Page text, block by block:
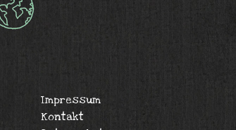
Impressum
Kontakt